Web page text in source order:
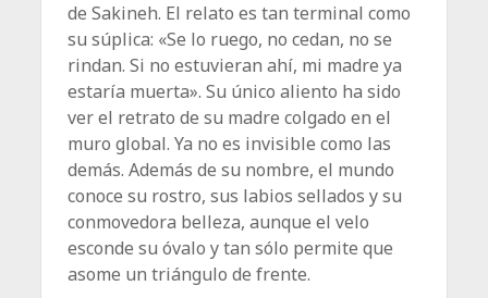
de Sakineh. El relato es tan terminal como
su súplica: «Se lo ruego, no cedan, no se
rindan. Si no estuvieran ahí, mi madre ya
estaría muerta». Su único aliento ha sido
ver el retrato de su madre colgado en el
muro global. Ya no es invisible como las
demás. Además de su nombre, el mundo
conoce su rostro, sus labios sellados y su
conmovedora belleza, aunque el velo
esconde su óvalo y tan sólo permite que
asome un triángulo de frente.